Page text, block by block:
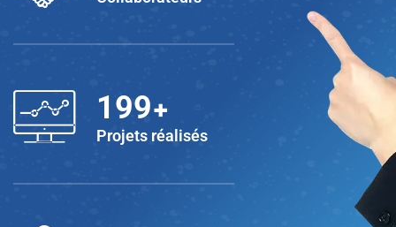
200+
Projets réalisés